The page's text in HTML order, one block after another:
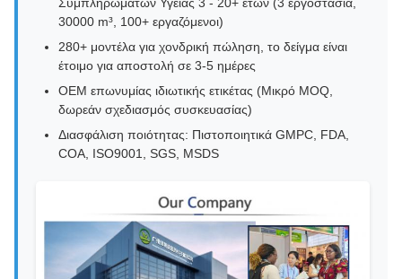
30000 m³, 100+ εργαζόμενοι)
280+ μοντέλα για χονδρική πώληση, το δείγμα είναι
έτοιμο για αποστολή σε 3-5 ημέρες
ΟΕΜ επωνυμίας ιδιωτικής ετικέτας (Μικρό MOQ,
δωρεάν σχεδιασμός συσκευασίας)
Διασφάλιση ποιότητας: Πιστοποιητικά GMPC, FDA,
COA, ISO9001, SGS, MSDS